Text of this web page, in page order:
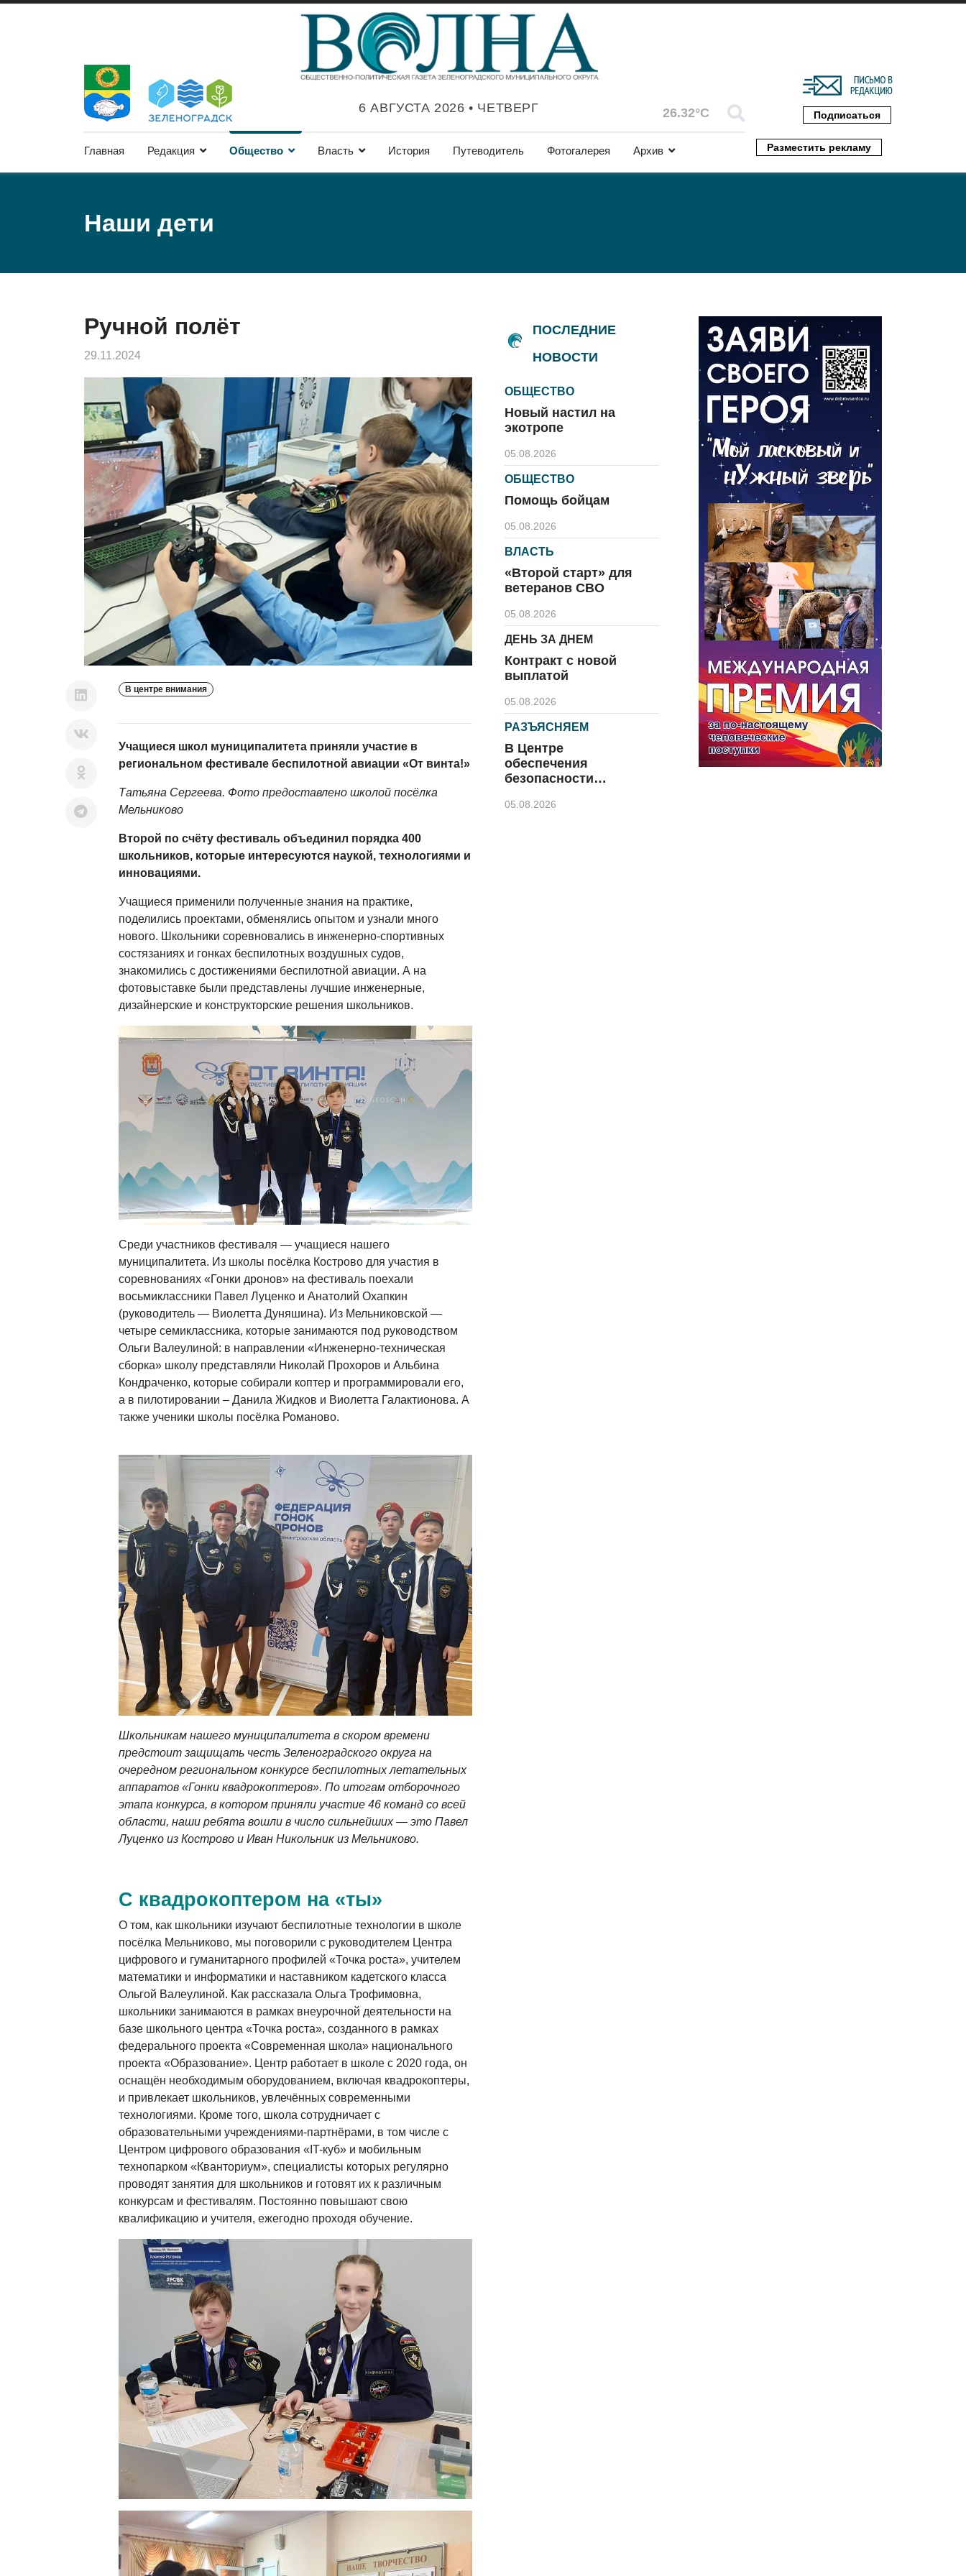
6 АВГУСТА 2026 • ЧЕТВЕРГ 26.32°C Подписаться
Главная Редакция Общество Власть История Путеводитель Фотогалерея Архив Разместить рекламу
Наши дети
Ручной полёт
29.11.2024
В центре внимания
Учащиеся школ муниципалитета приняли участие в
региональном фестивале беспилотной авиации «От винта!»
Татьяна Сергеева. Фото предоставлено школой посёлка
Мельниково
Второй по счёту фестиваль объединил порядка 400
школьников, которые интересуются наукой, технологиями и
инновациями.
Учащиеся применили полученные знания на практике,
поделились проектами, обменялись опытом и узнали много
нового. Школьники соревновались в инженерно-спортивных
состязаниях и гонках беспилотных воздушных судов,
знакомились с достижениями беспилотной авиации. А на
фотовыставке были представлены лучшие инженерные,
дизайнерские и конструкторские решения школьников.
Среди участников фестиваля — учащиеся нашего
муниципалитета. Из школы посёлка Кострово для участия в
соревнованиях «Гонки дронов» на фестиваль поехали
восьмиклассники Павел Луценко и Анатолий Охапкин
(руководитель — Виолетта Дуняшина). Из Мельниковской —
четыре семиклассника, которые занимаются под руководством
Ольги Валеулиной: в направлении «Инженерно-техническая
сборка» школу представляли Николай Прохоров и Альбина
Кондраченко, которые собирали коптер и программировали его,
а в пилотировании – Данила Жидков и Виолетта Галактионова. А
также ученики школы посёлка Романово.
Школьникам нашего муниципалитета в скором времени
предстоит защищать честь Зеленоградского округа на
очередном региональном конкурсе беспилотных летательных
аппаратов «Гонки квадрокоптеров». По итогам отборочного
этапа конкурса, в котором приняли участие 46 команд со всей
области, наши ребята вошли в число сильнейших — это Павел
Луценко из Кострово и Иван Никольник из Мельниково.
С квадрокоптером на «ты»
О том, как школьники изучают беспилотные технологии в школе
посёлка Мельниково, мы поговорили с руководителем Центра
цифрового и гуманитарного профилей «Точка роста», учителем
математики и информатики и наставником кадетского класса
Ольгой Валеулиной. Как рассказала Ольга Трофимовна,
школьники занимаются в рамках внеурочной деятельности на
базе школьного центра «Точка роста», созданного в рамках
федерального проекта «Современная школа» национального
проекта «Образование». Центр работает в школе с 2020 года, он
оснащён необходимым оборудованием, включая квадрокоптеры,
и привлекает школьников, увлечённых современными
технологиями. Кроме того, школа сотрудничает с
образовательными учреждениями-партнёрами, в том числе с
Центром цифрового образования «IT-куб» и мобильным
технопарком «Кванториум», специалисты которых регулярно
проводят занятия для школьников и готовят их к различным
конкурсам и фестивалям. Постоянно повышают свою
квалификацию и учителя, ежегодно проходя обучение.
ПОСЛЕДНИЕ
НОВОСТИ
ОБЩЕСТВО
Новый настил на
экотропе
05.08.2026
ОБЩЕСТВО
Помощь бойцам
05.08.2026
ВЛАСТЬ
«Второй старт» для
ветеранов СВО
05.08.2026
ДЕНЬ ЗА ДНЕМ
Контракт с новой
выплатой
05.08.2026
РАЗЪЯСНЯЕМ
В Центре
обеспечения
безопасности
безопасного отдыха
05.08.2026